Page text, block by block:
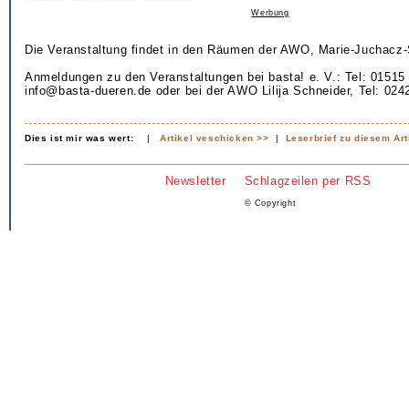
Werbung
Die Veranstaltung findet in den Räumen der AWO, Marie-
Anmeldungen zu den Veranstaltungen bei basta! e. V.: Tel: 01515
info@basta-dueren.de oder bei der AWO Lilija Schneider, Tel:
Dies ist mir was wert: |Artikel veschicken >> | Leserbrief zu diesem
Newsletter Schlagzeilen per RSS
© Copyright